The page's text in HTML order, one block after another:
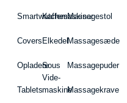
Smartwatches
Covers
Opladere
Tablets
Kaffemaskiner
Elkedel
Sous
Vide-
maskine
Massagestol
Massagesæde
Massagepuder
Massagekrave